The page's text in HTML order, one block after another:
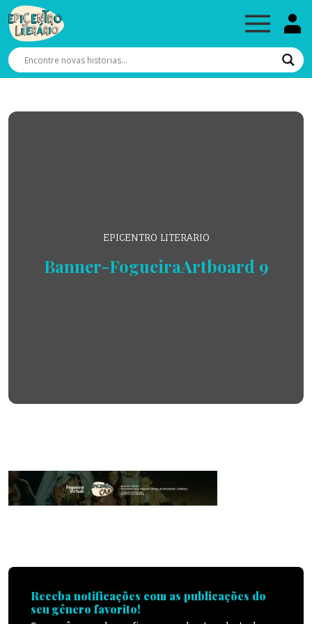
EPICENTRO LITERARIO
Banner-FogueiraArtboard 9
Receba notificações com as publicações do
seu gênero favorito!